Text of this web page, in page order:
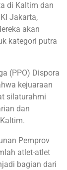
di Kaltim dan
Jakarta,
akan
kategori putra
(PPO) Dispora
kejuaraan
silaturahmi
dan
Pemprov
atlet-atlet
bagian dari